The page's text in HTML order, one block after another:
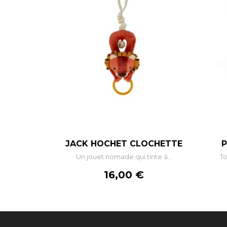
JACK HOCHET CLOCHETTE
Un jouet nomade qui tinte à...
Prix
16,00 €
– + –